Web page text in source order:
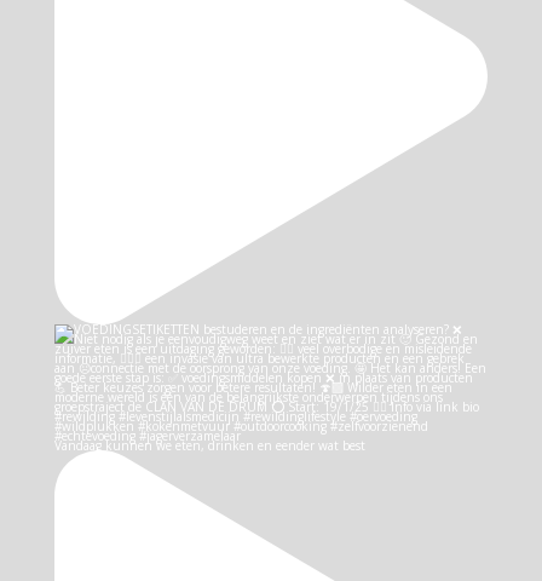
Vandaag kunnen we eten, drinken en eender wat best